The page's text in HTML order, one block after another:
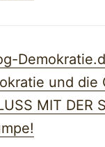
und die
MIT DER